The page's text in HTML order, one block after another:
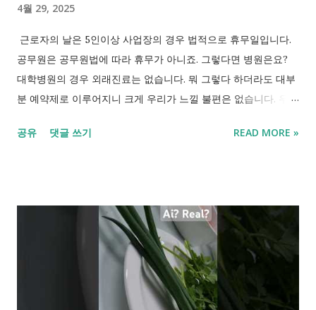
=================================================== 2025
년 5월근로장려금 및 자녀장려금 신청 X -'24년 9월에 상반기분
혹은 '25년 3월 하반기분 근로장려금 신청한 경우 (반기신청)
=================================================== 3. 신
청자 자격 - 근로장려금 소득요건 가구 유형 2024년 기준 총소득
이가구 4,400만 원 미만 - 자녀장려금 소득요건 7,000만 원 미만
4월 29, 2025
근로자의 날은 5인이상 사업장의 경우 법적으로 휴무일입니다.
공무원은 공무원법에 따라 휴무가 아니죠. 그렇다면 병원은요?
대학병원의 경우 외래진료는 없습니다. 뭐 그렇다 하더라도 대부
분 예약제로 이루어지니 크게 우리가 느낄 불편은 없습니다. 우리
운영 -외래진료 휴진 -응급실 24시간 정상운영. 진료 예정 대학병
습니다. 병원장이 휴일근무수당을 준다면 말이죠. 3. 근로자의 날
약국 - 일부 비상약국으로 지정 운영되며 나머지 휴무. ➤ 진료가
능한 병원과 약국 찾는 방법 - 응급의료포털 E-GEN 바로가기 -
전화 : 보건복지상담센터 129번 혹은 119번 - 포털 다음지도 이나
네이버지도 같은 포털 지도에서 확인 : 병원 검색하면 '진료' 혹은
공유 댓글 쓰기 READ MORE »